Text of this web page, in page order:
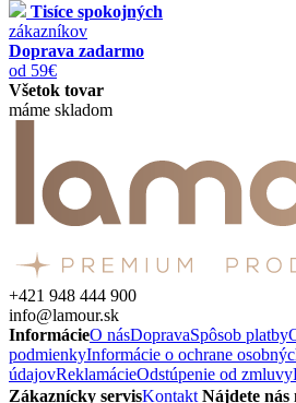
Tisíce spokojných
zákazníkov
Doprava zadarmo
od 59€
Všetok tovar
máme skladom
+421 948 444 900
info@lamour.sk
InformácieO násDopravaSpôsob platby
podmienkyInformácie o ochrane
údajovReklamácieOdstúpenie od zmluvy
Zákaznícky servisKontakt Nájdete nás